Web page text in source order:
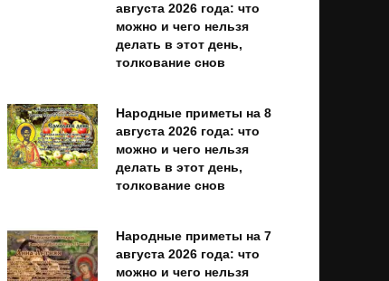
августа 2026 года: что
можно и чего нельзя
делать в этот день,
толкование снов
Народные приметы на 8
августа 2026 года: что
можно и чего нельзя
делать в этот день,
толкование снов
Народные приметы на 7
августа 2026 года: что
можно и чего нельзя